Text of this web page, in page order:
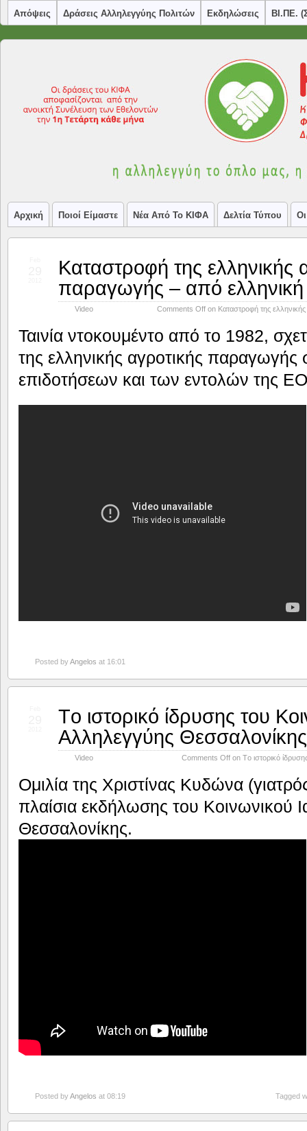
Απόψεις Δράσεις Αλληλεγγύης Πολιτών Εκδηλώσεις ΒΙ.ΠΕ.
Αρχική Ποιοί Είμαστε Νέα Από Το ΚΙΦΑ Δελτία Τύπου
Καταστροφή της ελληνικής
παραγωγής – από ελληνική
Video Comments Off on Καταστροφή της
Ταινία ντοκουμέντο από το 1982,
της ελληνικής αγροτικής
επιδοτήσεων και των εντολών της
Posted byAngelos at 16:01
Tο ιστορικό ίδρυσης του
Αλληλεγγύης Θεσσαλονίκης
Video Comments Off on Tο ιστορικό
Ομιλία της Χριστίνας Κυδώνα
πλαίσια εκδήλωσης του Κοινωνικού
Θεσσαλονίκης.
Posted byAngelos at 08:19 Tagged